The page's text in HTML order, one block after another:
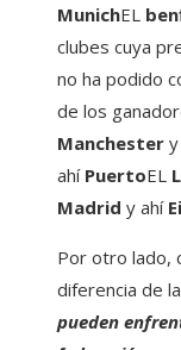
MunichEL
clubes cuya
no ha podido
de los
Manchester
ahí PuertoEL
Madrid y ahí
Por otro lado,
diferencia de
pueden